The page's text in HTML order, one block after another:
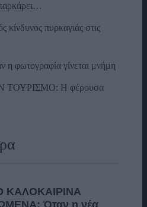
πυρκαγιάς στις
γίνεται μνήμη
Η φέρουσα
ΚΑΛΟΚΑΙΡΙΝΑ